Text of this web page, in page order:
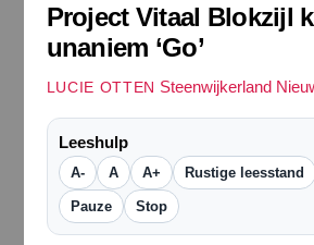
Project Vitaal Blokzijl
unaniem ‘Go’
LUCIE OTTEN Steenwijkerland
Leeshulp
A- A A+ Rustige leesstand
Pauze Stop